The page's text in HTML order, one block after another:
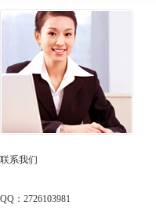
联系我们
QQ：2726103981